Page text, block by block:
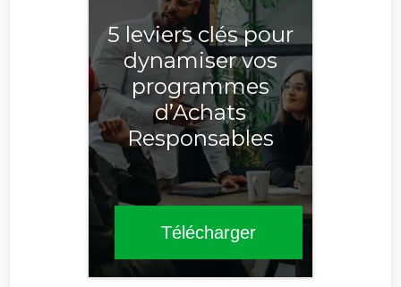
5 leviers clés pour
dynamiser vos
programmes
d’Achats
Responsables
Télécharger